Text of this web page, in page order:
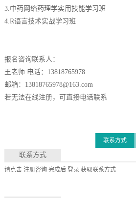
3.中药网络药理学实用技能学习班
4.R语言技术实战学习班
报名咨询联系人：
王老师 电话：13818765978
邮箱：13818765978@163.com
若无法在线注册，可直接电话联系
联系方式
联系方式
请点击 注册咨询完成后 登录获取联系方式